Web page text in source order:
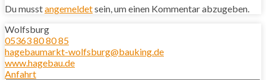
Du musstangemeldetsein, um einen Kommentar abzugeben.
Wolfsburg
05363 80 80 85
hagebaumarkt-wolfsburg@bauking.de
www.hagebau.de
Anfahrt